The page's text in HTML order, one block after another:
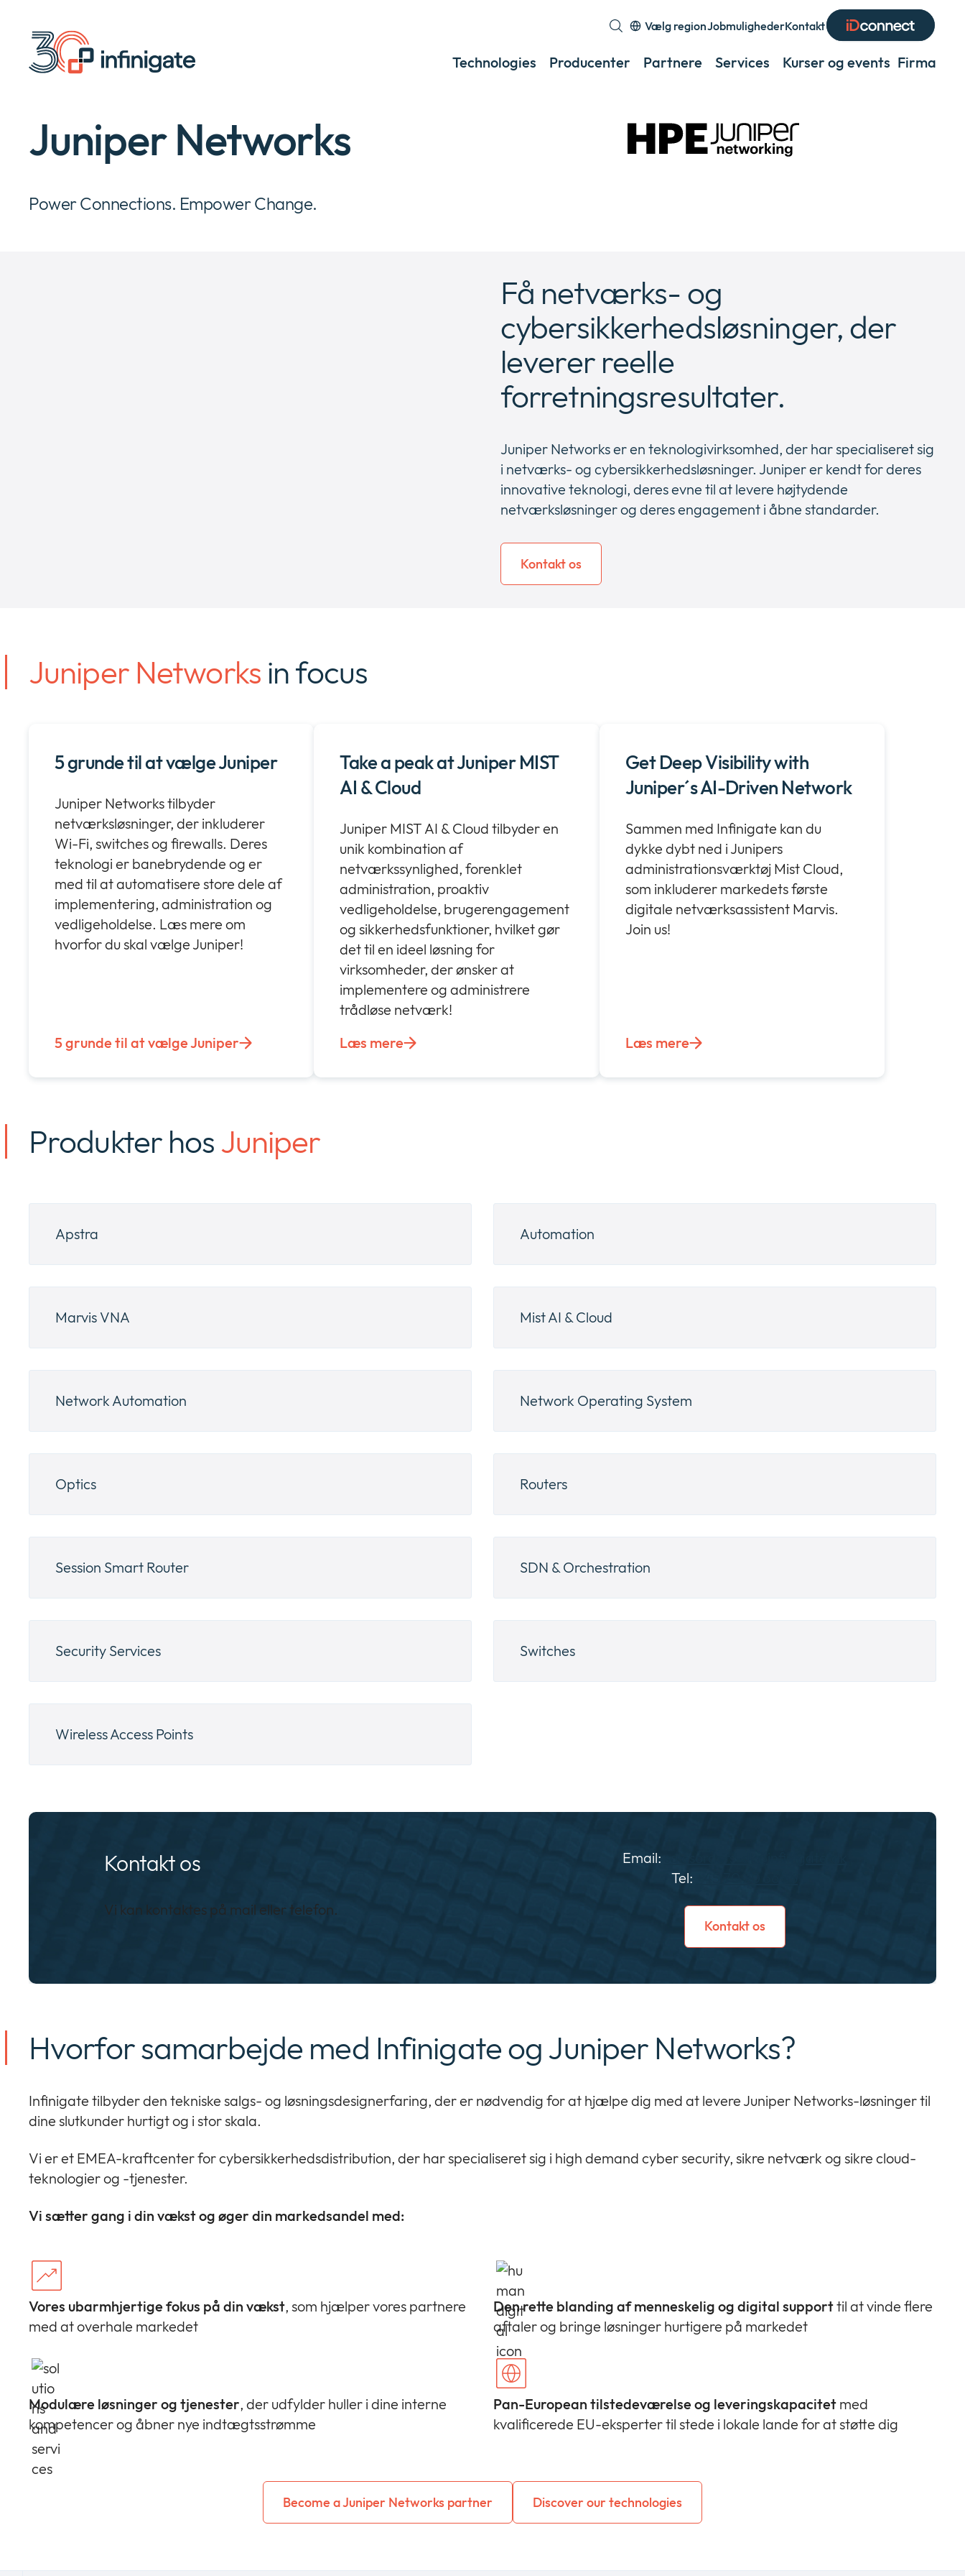
indhold
Technologies
Producenter Partnere Services Kurser og events Firma
Vælg region
Expand
menu
JobmulighederKontakt
Juniper Networks
Power Connections. Empower Change.
Få netværks- og
cybersikkerhedsløsninger, der
leverer reelle
forretningsresultater.
Juniper Networks er en teknologivirksomhed, der har specialiseret sig
i netværks- og cybersikkerhedsløsninger. Juniper er kendt for deres
innovative teknologi, deres evne til at levere højtydende
netværksløsninger og deres engagement i åbne standarder.
Kontakt os
Juniper Networks in focus
5 grunde til at vælge Juniper
Juniper Networks tilbyder
netværksløsninger, der inkluderer
Wi-Fi, switches og firewalls. Deres
teknologi er banebrydende og er
med til at automatisere store dele af
implementering, administration og
vedligeholdelse. Læs mere om
hvorfor du skal vælge Juniper!
5 grunde til at vælge Juniper
Take a peak at Juniper MIST
AI & Cloud
Juniper MIST AI & Cloud tilbyder en
unik kombination af
netværkssynlighed, forenklet
administration, proaktiv
vedligeholdelse, brugerengagement
og sikkerhedsfunktioner, hvilket gør
det til en ideel løsning for
virksomheder, der ønsker at
implementere og administrere
trådløse netværk!
Læs mere
Get Deep Visibility with
Juniper´s AI-Driven Network
Sammen med Infinigate kan du
dykke dybt ned i Junipers
administrationsværktøj Mist Cloud,
som inkluderer markedets første
digitale netværksassistent Marvis.
Join us!
Læs mere
Produkter hosJuniper
Apstra Automation
Marvis VNA Mist AI & Cloud
Network Automation Network Operating System
Optics Routers
Session Smart Router SDN & Orchestration
Security Services Switches
Wireless Access Points
Kontakt os
Vi kan kontaktes på mail eller telefon.
Email:
Tel:
Kontakt os
Hvorfor samarbejde med Infinigate og Juniper Networks?
Infinigate tilbyder den tekniske salgs- og løsningsdesignerfaring, der er nødvendig for at hjælpe dig med at levere Juniper Networks-løsninger til
dine slutkunder hurtigt og i stor skala.
Vi er et EMEA-kraftcenter for cybersikkerhedsdistribution, der har specialiseret sig i high demand cyber security, sikre netværk og sikre cloud-
teknologier og -tjenester.
Vi sætter gang i din vækst og øger din markedsandel med:
Vores ubarmhjertige fokus på din vækst, som hjælper vores partnere
med at overhale markedet
Den rette blanding af menneskelig og digital supporttil at vinde flere
aftaler og bringe løsninger hurtigere på markedet
Modulære løsninger og tjenester, der udfylder huller i dine interne
kompetencer og åbner nye indtægtsstrømme
Pan-European tilstedeværelse og leveringskapacitet med
kvalificerede EU-eksperter til stede i lokale lande for at støtte dig
Become a Juniper Networks partner Discover our technologies